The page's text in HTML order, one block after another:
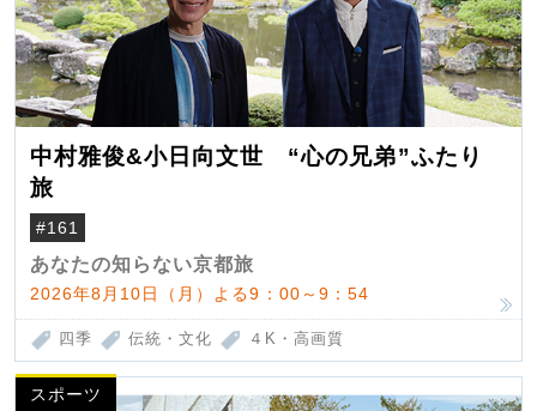
中村雅俊&小日向文世 “心の兄弟”ふたり
旅
#161
あなたの知らない京都旅
2026年8月10日（月）よる9：00～9：54
四季 伝統・文化 ４K・高画質
スポーツ